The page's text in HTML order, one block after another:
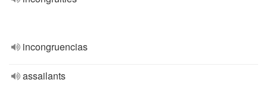
incongruencias
assailants